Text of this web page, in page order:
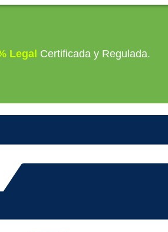
Legal Certificada y Regulada.